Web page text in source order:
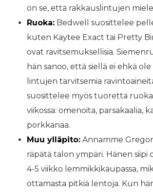
on se, että rakkauslintujen
Ruoka: Bedwell suosittelee
kuten Kaytee Exact tai Pretty
ovat ravitsemuksellisia.
hän sanoo, että siellä ei ehkä ole
lintujen tarvitsemia
suosittelee myös tuoretta
viikossa: omenoita, parsakaalia,
porkkanaa.
Muu ylläpito: Annamme
räpätä talon ympäri. Hänen siipi
4-5 viikko lemmikkikaupassa,
ottamasta pitkiä lentoja. Kun